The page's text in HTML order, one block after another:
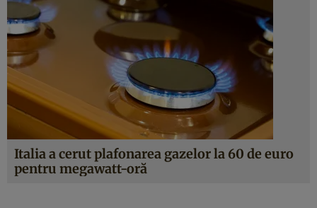
Italia a cerut plafonarea gazelor la 60 de euro
pentru megawatt-oră